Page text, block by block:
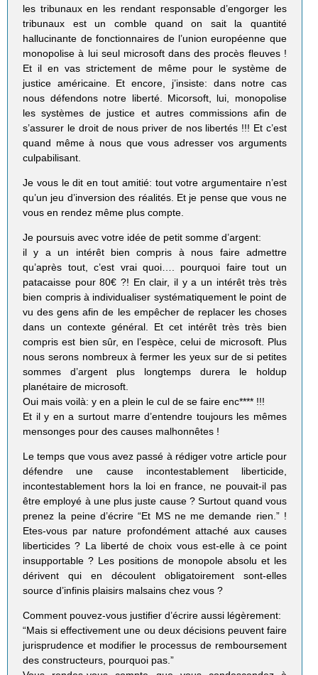
les tribunaux en les rendant responsable d’engorger les
tribunaux est un comble quand on sait la quantité
hallucinante de fonctionnaires de l’union européenne que
monopolise à lui seul microsoft dans des procès fleuves !
Et il en vas strictement de même pour le système de
justice américaine. Et encore, j’insiste: dans notre cas
nous défendons notre liberté. Micorsoft, lui, monopolise
les systèmes de justice et autres commissions afin de
s’assurer le droit de nous priver de nos libertés !!! Et c’est
quand même à nous que vous adresser vos arguments
culpabilisant.
Je vous le dit en tout amitié: tout votre argumentaire n’est
qu’un jeu d’inversion des réalités. Et je pense que vous ne
vous en rendez même plus compte.
Je poursuis avec votre idée de petit somme d’argent:
il y a un intérêt bien compris à nous faire admettre
qu’après tout, c’est vrai quoi…. pourquoi faire tout un
patacaisse pour 80€ ?! En clair, il y a un intérêt très très
bien compris à individualiser systématiquement le point de
vu des gens afin de les empêcher de replacer les choses
dans un contexte général. Et cet intérêt très très bien
compris est bien sûr, en l’espèce, celui de microsoft. Plus
nous serons nombreux à fermer les yeux sur de si petites
sommes d’argent plus longtemps durera le holdup
planétaire de microsoft.
Oui mais voilà: y en a plein le cul de se faire enc**** !!!
Et il y en a surtout marre d’entendre toujours les mêmes
mensonges pour des causes malhonnêtes !
Le temps que vous avez passé à rédiger votre article pour
défendre une cause incontestablement liberticide,
incontestablement hors la loi en france, ne pouvait-il pas
être employé à une plus juste cause ? Surtout quand vous
prenez la peine d’écrire “Et MS ne me demande rien.” !
Etes-vous par nature profondément attaché aux causes
liberticides ? La liberté de choix vous est-elle à ce point
insupportable ? Les positions de monopole absolu et les
dérivent qui en découlent obligatoirement sont-elles
source d’infinis plaisirs malsains chez vous ?
Comment pouvez-vous justifier d’écrire aussi légèrement:
“Mais si effectivement une ou deux décisions peuvent faire
jurisprudence et modifier le processus de remboursement
des constructeurs, pourquoi pas.”